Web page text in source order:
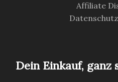
Affiliate
Dein Einkauf, ganz